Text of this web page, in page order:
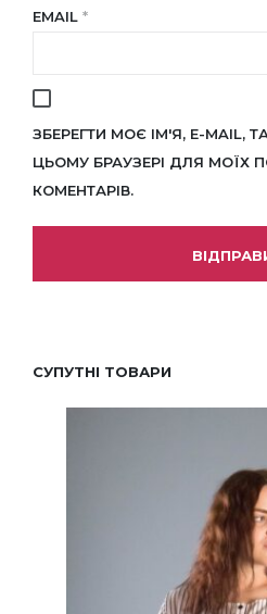
EMAIL *
ЗБЕРЕГТИ МОЄ ІМ'Я, E-MAIL,
ЦЬОМУ БРАУЗЕРІ ДЛЯ МОЇХ
КОМЕНТАРІВ.
СУПУТНІ ТОВАРИ